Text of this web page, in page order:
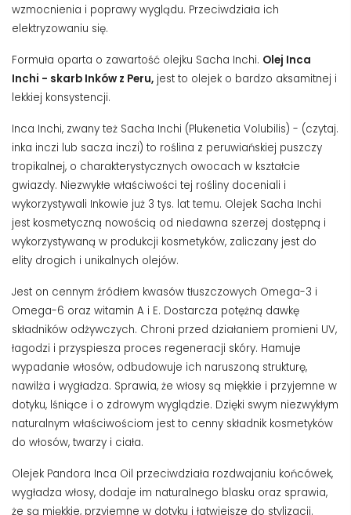
wzmocnienia i poprawy wyglądu. Przeciwdziała ich
elektryzowaniu się.
Formuła oparta o zawartość olejku Sacha Inchi. Olej Inca
Inchi - skarb Inków z Peru, jest to olejek o bardzo aksamitnej i
lekkiej konsystencji.
Inca Inchi, zwany też Sacha Inchi (Plukenetia Volubilis) - (czytaj.
inka inczi lub sacza inczi) to roślina z peruwiańskiej puszczy
tropikalnej, o charakterystycznych owocach w kształcie
gwiazdy. Niezwykłe właściwości tej rośliny doceniali i
wykorzystywali Inkowie już 3 tys. lat temu. Olejek Sacha Inchi
jest kosmetyczną nowością od niedawna szerzej dostępną i
wykorzystywaną w produkcji kosmetyków, zaliczany jest do
elity drogich i unikalnych olejów.
Jest on cennym źródłem kwasów tłuszczowych Omega-3 i
Omega-6 oraz witamin A i E. Dostarcza potężną dawkę
składników odżywczych. Chroni przed działaniem promieni UV,
łagodzi i przyspiesza proces regeneracji skóry. Hamuje
wypadanie włosów, odbudowuje ich naruszoną strukturę,
nawilża i wygładza. Sprawia, że włosy są miękkie i przyjemne w
dotyku, lśniące i o zdrowym wyglądzie. Dzięki swym niezwykłym
naturalnym właściwościom jest to cenny składnik kosmetyków
do włosów, twarzy i ciała.
Olejek Pandora Inca Oil przeciwdziała rozdwajaniu końcówek,
wygładza włosy, dodaje im naturalnego blasku oraz sprawia,
że są miękkie, przyjemne w dotyku i łatwiejsze do stylizacji.